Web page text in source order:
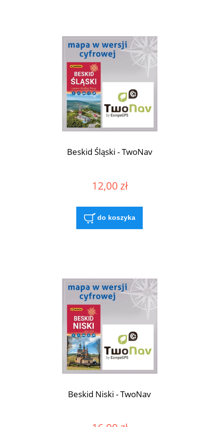
Beskid Śląski - TwoNav
12,00 zł
do koszyka
Beskid Niski - TwoNav